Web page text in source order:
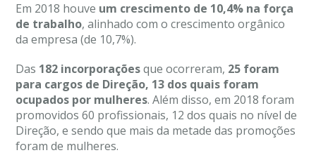
Em 2018 houve um crescimento de 10,4% na força
de trabalho, alinhado com o crescimento orgânico
da empresa (de 10,7%).
Das 182 incorporaçõesque ocorreram, 25 foram
para cargos de Direção, 13 dos quais foram
ocupados por mulheres. Além disso, em 2018 foram
promovidos 60 profissionais, 12 dos quais no nível de
Direção, e sendo que mais da metade das promoções
foram de mulheres.